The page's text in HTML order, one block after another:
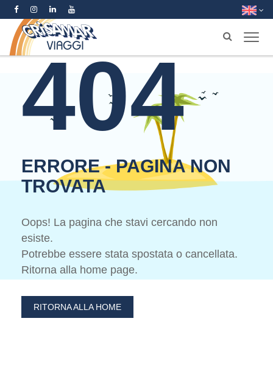
404
ERRORE - PAGINA NON
TROVATA
Oops! La pagina che stavi cercando non
esiste.
Potrebbe essere stata spostata o cancellata.
Ritorna alla home page.
RITORNA ALLA HOME